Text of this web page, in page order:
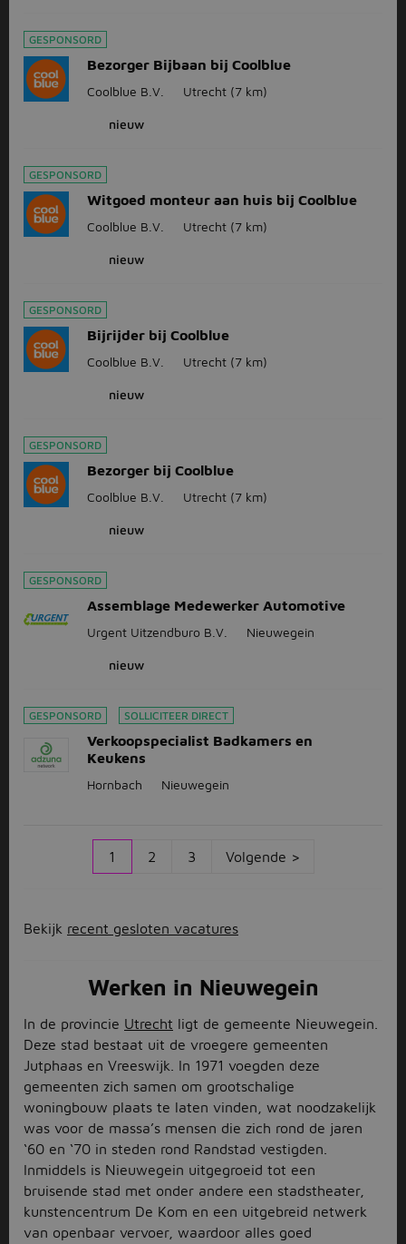
GESPONSORD
Bezorger Bijbaan bij Coolblue
Coolblue B.V. Utrecht (7 km)
nieuw
GESPONSORD
Witgoed monteur aan huis bij Coolblue
Coolblue B.V. Utrecht (7 km)
nieuw
GESPONSORD
Bijrijder bij Coolblue
Coolblue B.V. Utrecht (7 km)
nieuw
GESPONSORD
Bezorger bij Coolblue
Coolblue B.V. Utrecht (7 km)
nieuw
GESPONSORD
Assemblage Medewerker Automotive
Urgent Uitzendburo B.V. Nieuwegein
nieuw
GESPONSORD SOLLICITEER DIRECT
Verkoopspecialist Badkamers en
Keukens
Hornbach Nieuwegein
1 2 3 Volgende >
Bekijk recent gesloten vacatures
Werken in Nieuwegein
In de provincie Utrecht ligt de gemeente Nieuwegein.
Deze stad bestaat uit de vroegere gemeenten
Jutphaas en Vreeswijk. In 1971 voegden deze
gemeenten zich samen om grootschalige
woningbouw plaats te laten vinden, wat noodzakelijk
was voor de massa’s mensen die zich rond de jaren
‘60 en ‘70 in steden rond Randstad vestigden.
Inmiddels is Nieuwegein uitgegroeid tot een
bruisende stad met onder andere een stadstheater,
kunstencentrum De Kom en een uitgebreid netwerk
van openbaar vervoer, waardoor alles goed